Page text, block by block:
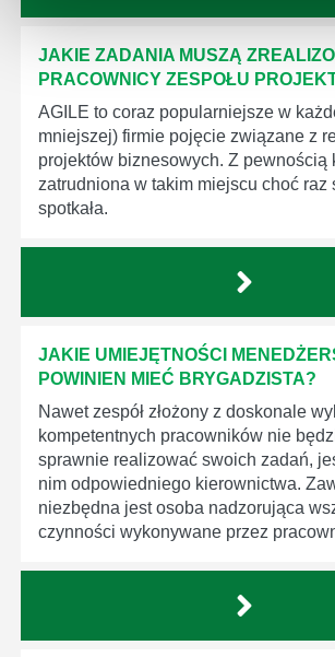
JAKIE ZADANIA MUSZĄ
PRACOWNICY ZESPOŁU
AGILE to coraz popularniejsze w
mniejszej) firmie pojęcie związane z
projektów biznesowych. Z pewnością
zatrudniona w takim miejscu choć raz
spotkała.
JAKIE UMIEJĘTNOŚCI
POWINIEN MIEĆ BRYGADZISTA?
Nawet zespół złożony z doskonale
kompetentnych pracowników nie
sprawnie realizować swoich zadań,
nim odpowiedniego kierownictwa.
niezbędna jest osoba nadzorująca
czynności wykonywane przez